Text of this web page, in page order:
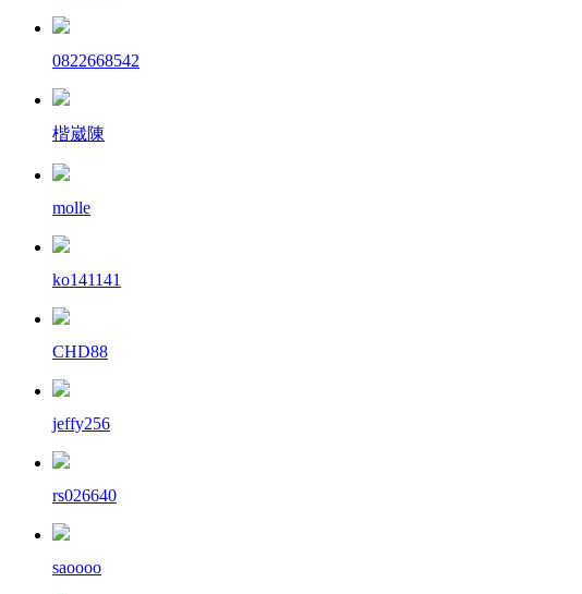
0822668542
楷崴陳
molle
ko141141
CHD88
jeffy256
rs026640
saoooo